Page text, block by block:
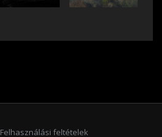
Felhasználási feltételek